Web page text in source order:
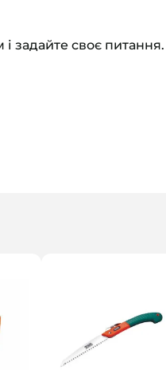
задайте своє питання.